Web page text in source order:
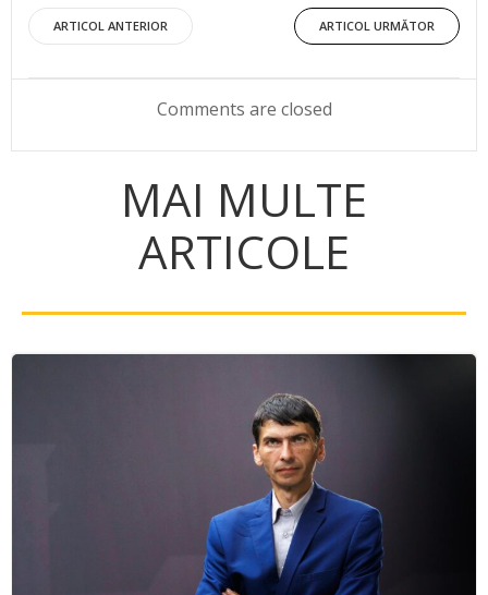
Post
navigation
ARTICOL ANTERIOR
Post
navigation
ARTICOL URMĂTOR
Comments are closed
MAI MULTE
ARTICOLE